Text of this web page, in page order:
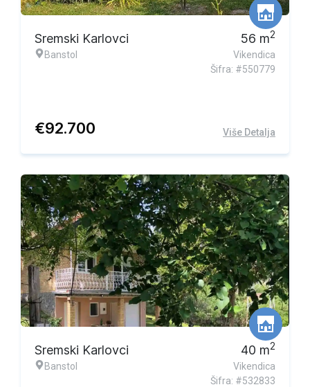
Sremski Karlovci
Banstol
56 m2
Vikendica
Šifra: #550779
€92.700 Više Detalja
Sremski Karlovci
Banstol
40 m2
Vikendica
Šifra: #532833